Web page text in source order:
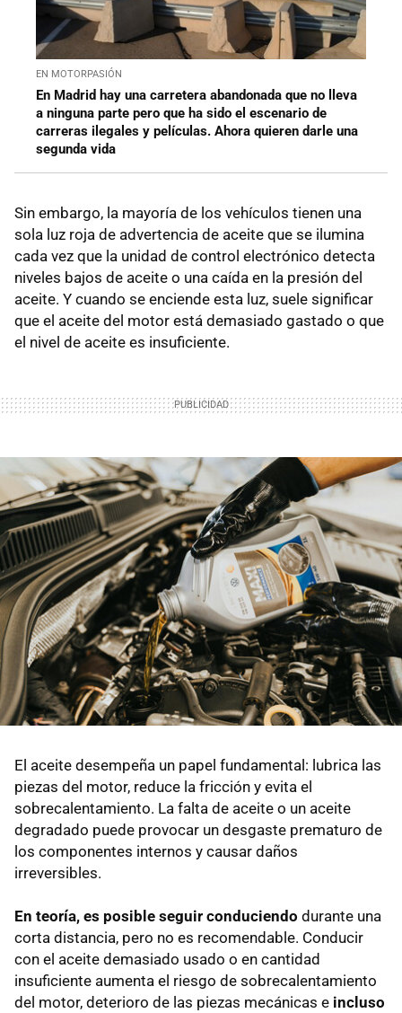
EN MOTORPASIÓN
En Madrid hay una carretera abandonada que no lleva
a ninguna parte pero que ha sido el escenario de
carreras ilegales y películas. Ahora quieren darle una
segunda vida
Sin embargo, la mayoría de los vehículos tienen una
sola luz roja de advertencia de aceite que se ilumina
cada vez que la unidad de control electrónico detecta
niveles bajos de aceite o una caída en la presión del
aceite. Y cuando se enciende esta luz, suele significar
que el aceite del motor está demasiado gastado o que
el nivel de aceite es insuficiente.
El aceite desempeña un papel fundamental: lubrica las
piezas del motor, reduce la fricción y evita el
sobrecalentamiento. La falta de aceite o un aceite
degradado puede provocar un desgaste prematuro de
los componentes internos y causar daños
irreversibles.
En teoría, es posible seguir conduciendo durante una
corta distancia, pero no es recomendable. Conducir
con el aceite demasiado usado o en cantidad
insuficiente aumenta el riesgo de sobrecalentamiento
del motor, deterioro de las piezas mecánicas e incluso